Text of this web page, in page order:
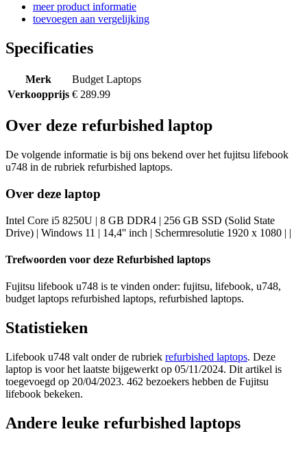
meer product informatie
toevoegen aan vergelijking
Specificaties
Merk
Budget Laptops
Verkoopprijs € 289.99
Over deze refurbished laptop
De volgende informatie is bij ons bekend over het fujitsu lifebook
u748 in de rubriek refurbished laptops.
Over deze laptop
Intel Core i5 8250U | 8 GB DDR4 | 256 GB SSD (Solid State
Drive) | Windows 11 | 14,4'' inch | Schermresolutie 1920 x 1080 | |
Trefwoorden voor deze Refurbished laptops
Fujitsu lifebook u748 is te vinden onder: fujitsu, lifebook, u748,
budget laptops refurbished laptops, refurbished laptops.
Statistieken
Lifebook u748 valt onder de rubriek refurbished laptops. Deze
laptop is voor het laatste bijgewerkt op 05/11/2024. Dit artikel is
toegevoegd op 20/04/2023. 462 bezoekers hebben de Fujitsu
lifebook bekeken.
Andere leuke refurbished laptops